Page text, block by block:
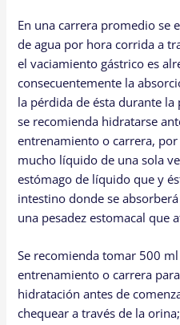
En una carrera promedio se
de agua por hora corrida a
el vaciamiento gástrico es
consecuentemente la
la pérdida de ésta durante
se recomienda hidratarse
entrenamiento o carrera,
mucho líquido de una sola
estómago de líquido que y
intestino donde se
una pesadez estomacal que
Se recomienda tomar 500
entrenamiento o carrera
hidratación antes de
chequear a través de la